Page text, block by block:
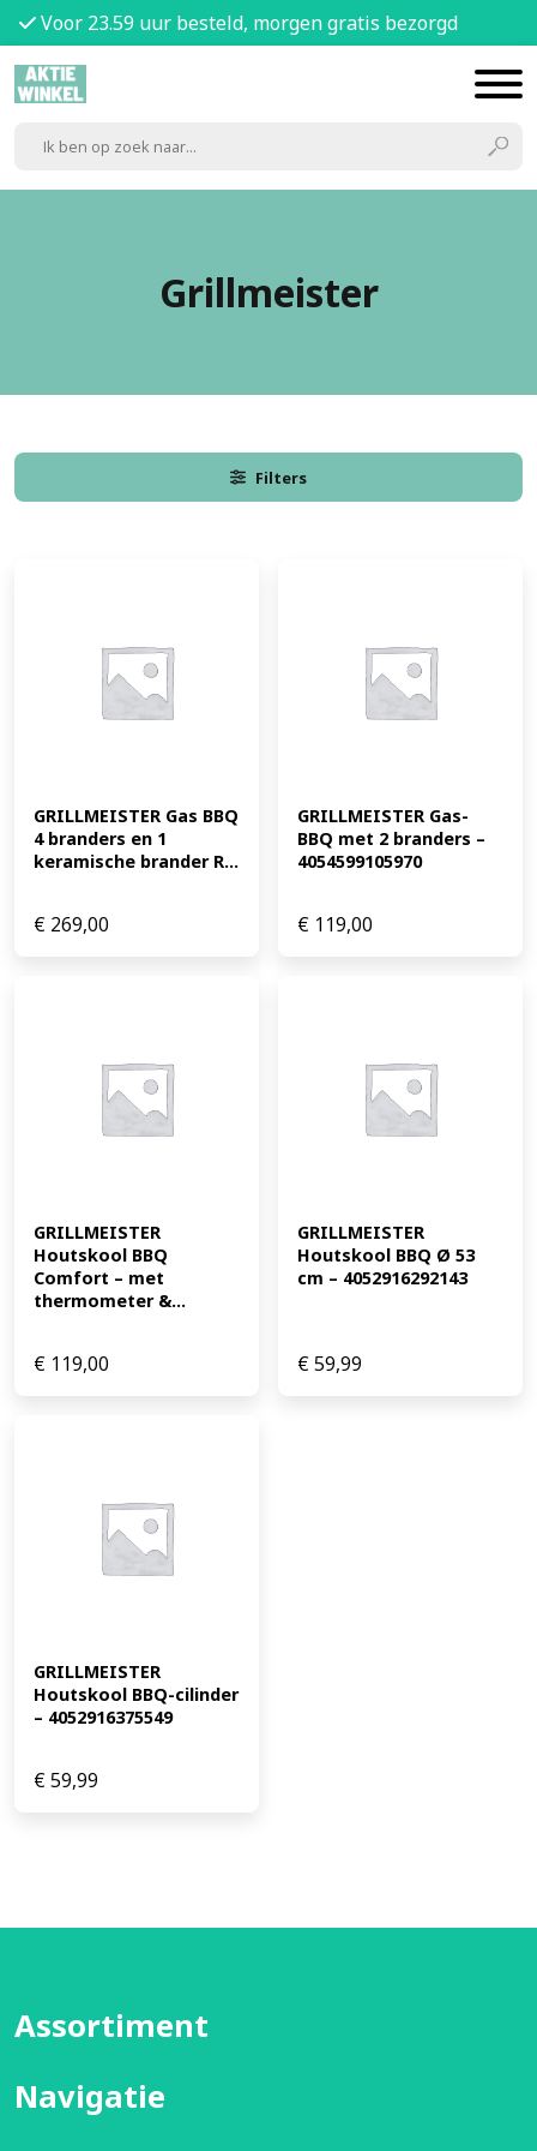
Voor 23.59 uur besteld, morgen gratis bezorgd
Grillmeister
Filters
GRILLMEISTER Gas BBQ
4 branders en 1
keramische brander R...
€ 269,00
GRILLMEISTER Gas-
BBQ met 2 branders –
4054599105970
€ 119,00
GRILLMEISTER
Houtskool BBQ
Comfort – met
thermometer &...
€ 119,00
GRILLMEISTER
Houtskool BBQ Ø 53
cm – 4052916292143
€59,99
GRILLMEISTER
Houtskool BBQ-cilinder
– 4052916375549
€59,99
Assortiment
Navigatie